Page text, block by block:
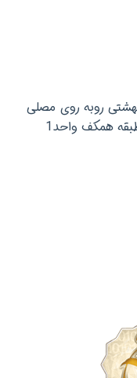
روبه روی مصلی